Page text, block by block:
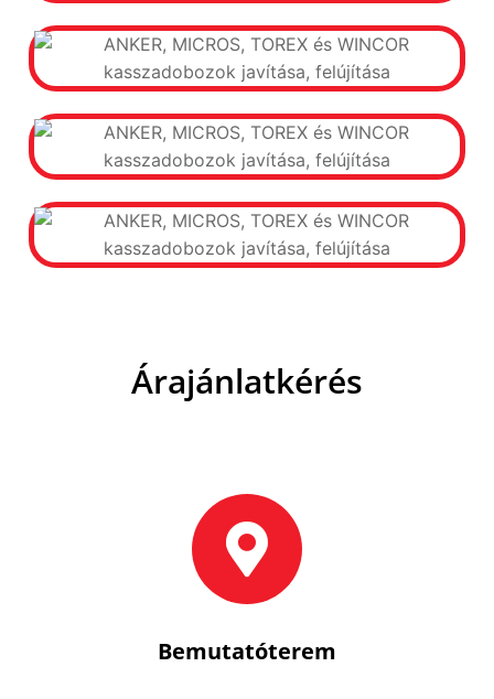
Árajánlatkérés
Bemutatóterem